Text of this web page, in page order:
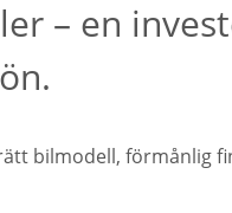
– en
bilmodell, förmånlig